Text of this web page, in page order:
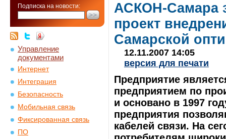
Подписка на новости:
Управление
документами
Интернет
Интеграция
Безопасность
Мобильная связь
Фиксированная связь
ПО
АСКОН-Самара
проект
Самарской
12.11.2007 14:05
версия для печати
Предприятие
предприятием по
и основано в 1997
предприятия
кабелей связи. На